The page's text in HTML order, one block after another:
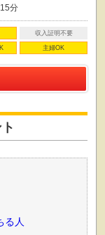
分
収入証明不要
主婦OK
る人